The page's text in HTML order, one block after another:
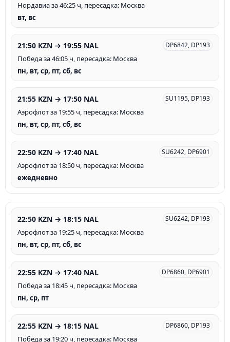
Нордавиа за 46:25 ч, пересадка: Москва
вт, вс
21:50 KZN → 19:55 NAL DP6842, DP193
Победа за 46:05 ч, пересадка: Москва
пн, вт, ср, пт, сб, вс
21:55 KZN → 17:50 NAL SU1195, DP193
Аэрофлот за 19:55 ч, пересадка: Москва
пн, вт, ср, пт, сб, вс
22:50 KZN → 17:40 NAL SU6242, DP6901
Аэрофлот за 18:50 ч, пересадка: Москва
ежедневно
22:50 KZN → 18:15 NAL SU6242, DP193
Аэрофлот за 19:25 ч, пересадка: Москва
пн, вт, ср, пт, сб, вс
22:55 KZN → 17:40 NAL DP6860, DP6901
Победа за 18:45 ч, пересадка: Москва
пн, ср, пт
22:55 KZN → 18:15 NAL DP6860, DP193
Победа за 19:20 ч, пересадка: Москва